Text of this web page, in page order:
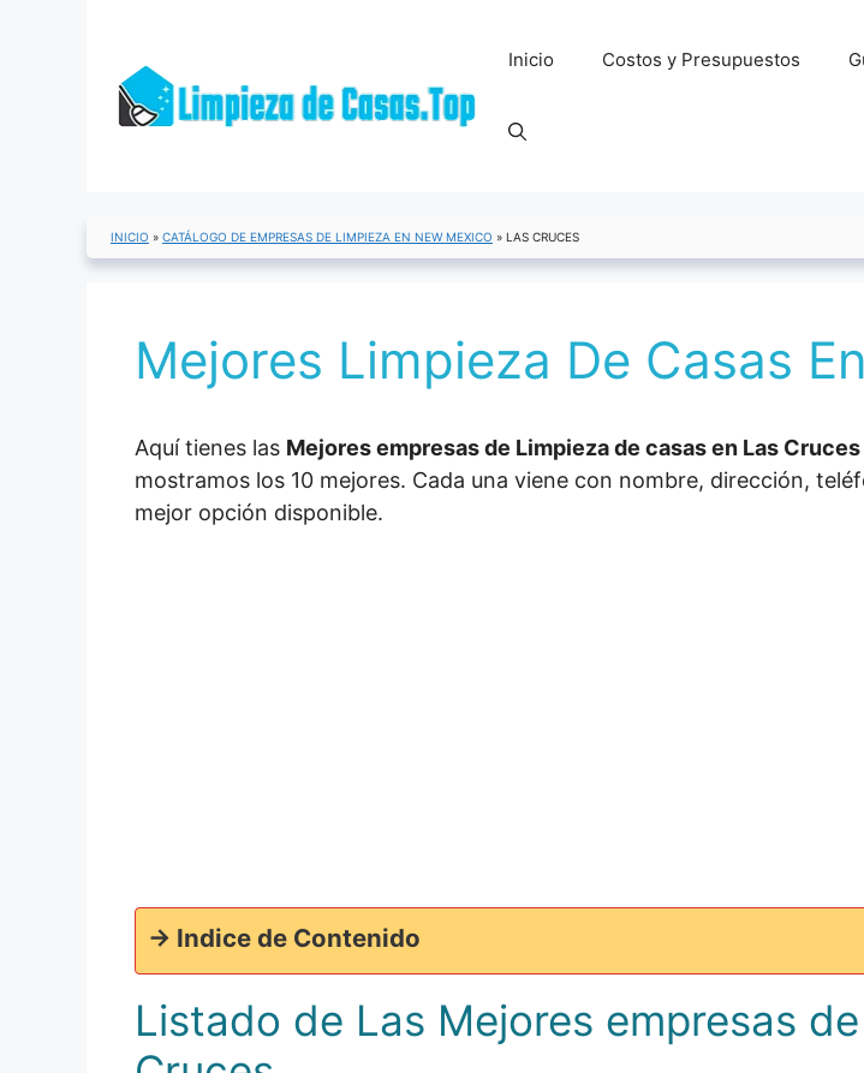
Inicio Costos y Presupuestos
INICIO » CATÁLOGO DE EMPRESAS DE LIMPIEZA EN NEW MEXICO » LAS CRUCES
Mejores Limpieza De Casas
Aquí tienes las Mejores empresas de Limpieza de casas en Las
mostramos los 10 mejores. Cada una viene con nombre, dirección,
mejor opción disponible.
-> Indice de Contenido
Listado de Las Mejores empresas